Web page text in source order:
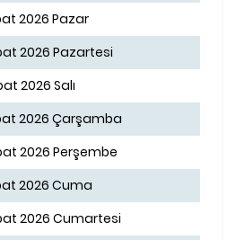
2026 Pazar
2026 Pazartesi
2026 Salı
2026 Çarşamba
2026 Perşembe
2026 Cuma
2026 Cumartesi